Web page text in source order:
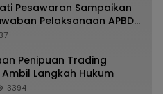
Pesawaran Sampaikan
Pelaksanaan APBD
Penipuan Trading
Langkah Hukum
3394